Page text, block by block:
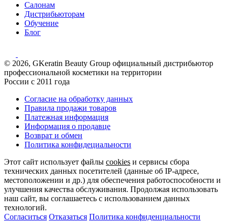
Салонам
Дистрибьюторам
Обучение
Блог
© 2026, GKeratin Beauty Group официальный дистрибьютор
профессиональной косметики на территории
России с 2011 года
Согласие на обработку данных
Правила продажи товаров
Платежная информация
Информация о продавце
Возврат и обмен
Политика конфидециальности
Этот сайт использует файлы cookies и сервисы сбора
технических данных посетителей (данные об IP-адресе,
местоположении и др.) для обеспечения работоспособности и
улучшения качества обслуживания. Продолжая использовать
наш сайт, вы соглашаетесь с использованием данных
технологий.
Согласиться Отказаться Политика конфиденциальности